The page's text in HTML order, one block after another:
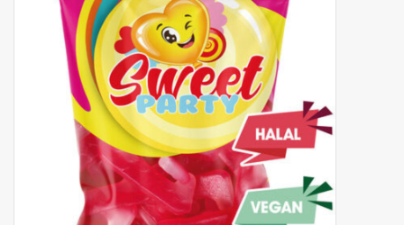
Aperitiefkoekjes
Botanicals
Snoeppot-Snoep
Cleaning-producten